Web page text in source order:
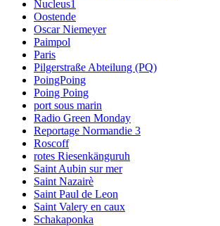
Nucleus1
Oostende
Oscar Niemeyer
Paimpol
Paris
Pilgerstraße Abteilung (PQ)
PoingPoing
Poing Poing
port sous marin
Radio Green Monday
Reportage Normandie 3
Roscoff
rotes Riesenkänguruh
Saint Aubin sur mer
Saint Nazairè
Saint Paul de Leon
Saint Valery en caux
Schakaponka